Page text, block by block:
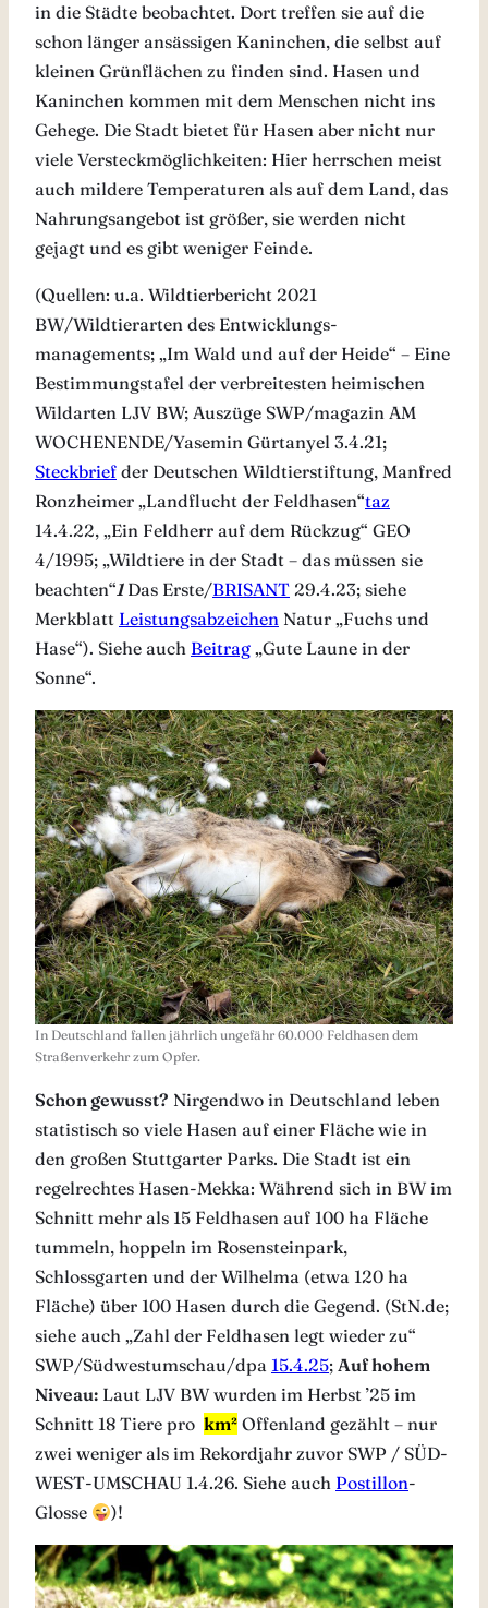
in die Städte beobachtet. Dort treffen sie auf die
schon länger ansässigen Kaninchen, die selbst auf
kleinen Grünflächen zu finden sind. Hasen und
Kaninchen kommen mit dem Menschen nicht ins
Gehege. Die Stadt bietet für Hasen aber nicht nur
viele Versteckmöglichkeiten: Hier herrschen meist
auch mildere Temperaturen als auf dem Land, das
Nahrungsangebot ist größer, sie werden nicht
gejagt und es gibt weniger Feinde.
(Quellen: u.a. Wildtierbericht 2021
BW/Wildtierarten des Entwicklungs-
managements; „Im Wald und auf der Heide“ – Eine
Bestimmungstafel der verbreitesten heimischen
Wildarten LJV BW; Auszüge SWP/magazin AM
WOCHENENDE/Yasemin Gürtanyel 3.4.21;
Steckbrief der Deutschen Wildtierstiftung, Manfred
Ronzheimer „Landflucht der Feldhasen“taz
14.4.22, „Ein Feldherr auf dem Rückzug“ GEO
4/1995; „Wildtiere in der Stadt – das müssen sie
beachten“1 Das Erste/BRISANT 29.4.23; siehe
Merkblatt Leistungsabzeichen Natur „Fuchs und
Hase“). Siehe auch Beitrag „Gute Laune in der
Sonne“.
In Deutschland fallen jährlich ungefähr 60.000 Feldhasen dem
Straßenverkehr zum Opfer.
Schon gewusst? Nirgendwo in Deutschland leben
statistisch so viele Hasen auf einer Fläche wie in
den großen Stuttgarter Parks. Die Stadt ist ein
regelrechtes Hasen-Mekka: Während sich in BW im
Schnitt mehr als 15 Feldhasen auf 100 ha Fläche
tummeln, hoppeln im Rosensteinpark,
Schlossgarten und der Wilhelma (etwa 120 ha
Fläche) über 100 Hasen durch die Gegend. (StN.de;
siehe auch „Zahl der Feldhasen legt wieder zu“
SWP/Südwestumschau/dpa 15.4.25; Auf hohem
Niveau: Laut LJV BW wurden im Herbst ’25 im
Schnitt 18 Tiere pro km² Offenland gezählt – nur
zwei weniger als im Rekordjahr zuvor SWP / SÜD-
WEST-UMSCHAU 1.4.26. Siehe auch Postillon-
Glosse
)!